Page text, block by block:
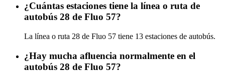
¿Cuántas estaciones tiene la línea o ruta de
autobús 28 de Fluo 57?
La línea o ruta 28 de Fluo 57 tiene 13 estaciones de autobús.
¿Hay mucha afluencia normalmente en el
autobús 28 de Fluo 57?